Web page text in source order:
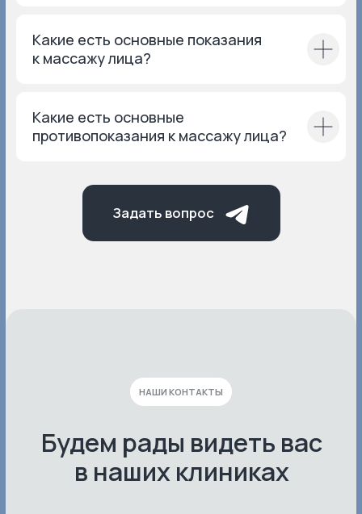
Какие есть основные показания
к массажу лица?
Какие есть основные
противопоказания к массажу лица?
Белорусская